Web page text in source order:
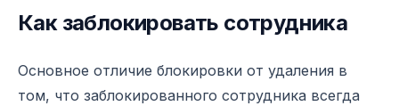
Как заблокировать сотрудника
Основное отличие блокировки от удаления в
том, что заблокированного сотрудника всегда